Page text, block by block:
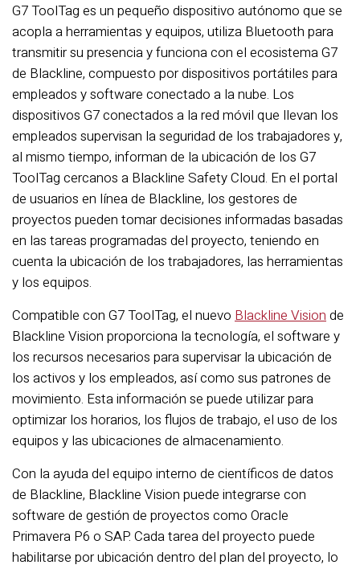
G7 ToolTag es un pequeño dispositivo autónomo que se
acopla a herramientas y equipos, utiliza Bluetooth para
transmitir su presencia y funciona con el ecosistema G7
de Blackline, compuesto por dispositivos portátiles para
empleados y software conectado a la nube. Los
dispositivos G7 conectados a la red móvil que llevan los
empleados supervisan la seguridad de los trabajadores y,
al mismo tiempo, informan de la ubicación de los G7
ToolTag cercanos a Blackline Safety Cloud. En el portal
de usuarios en línea de Blackline, los gestores de
proyectos pueden tomar decisiones informadas basadas
en las tareas programadas del proyecto, teniendo en
cuenta la ubicación de los trabajadores, las herramientas
y los equipos.
Compatible con G7 ToolTag, el nuevo Blackline Visionde
Blackline Vision proporciona la tecnología, el software y
los recursos necesarios para supervisar la ubicación de
los activos y los empleados, así como sus patrones de
movimiento. Esta información se puede utilizar para
optimizar los horarios, los flujos de trabajo, el uso de los
equipos y las ubicaciones de almacenamiento.
Con la ayuda del equipo interno de científicos de datos
de Blackline, Blackline Vision puede integrarse con
software de gestión de proyectos como Oracle
Primavera P6 o SAP. Cada tarea del proyecto puede
habilitarse por ubicación dentro del plan del proyecto, lo